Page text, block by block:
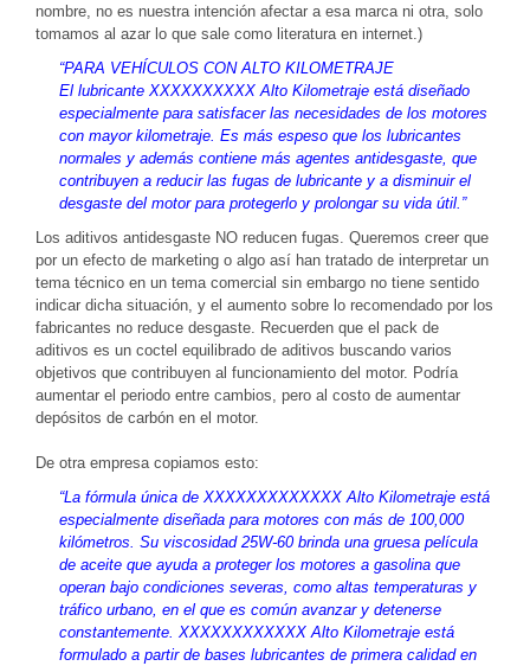
nombre, no es nuestra intención afectar a esa marca ni otra, solo
tomamos al azar lo que sale como literatura en internet.)
“PARA VEHÍCULOS CON ALTO KILOMETRAJE
El lubricante XXXXXXXXXX Alto Kilometraje está diseñado
especialmente para satisfacer las necesidades de los motores
con mayor kilometraje. Es más espeso que los lubricantes
normales y además contiene más agentes antidesgaste, que
contribuyen a reducir las fugas de lubricante y a disminuir el
desgaste del motor para protegerlo y prolongar su vida útil.”
Los aditivos antidesgaste NO reducen fugas. Queremos creer que
por un efecto de marketing o algo así han tratado de interpretar un
tema técnico en un tema comercial sin embargo no tiene sentido
indicar dicha situación, y el aumento sobre lo recomendado por los
fabricantes no reduce desgaste. Recuerden que el pack de
aditivos es un coctel equilibrado de aditivos buscando varios
objetivos que contribuyen al funcionamiento del motor. Podría
aumentar el periodo entre cambios, pero al costo de aumentar
depósitos de carbón en el motor.
De otra empresa copiamos esto:
“La fórmula única de XXXXXXXXXXXXX Alto Kilometraje está
especialmente diseñada para motores con más de 100,000
kilómetros. Su viscosidad 25W-60 brinda una gruesa película
de aceite que ayuda a proteger los motores a gasolina que
operan bajo condiciones severas, como altas temperaturas y
tráfico urbano, en el que es común avanzar y detenerse
constantemente. XXXXXXXXXXXX Alto Kilometraje está
formulado a partir de bases lubricantes de primera calidad en